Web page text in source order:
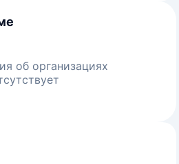
об организациях